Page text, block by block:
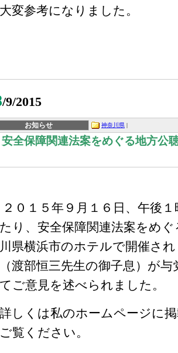
大変参考になりました。
/9/2015
お知らせ 神奈川県 |
安全保障関連法案をめぐる地方公
２０１５年９月１６日、午後
たり、安全保障関連法案をめ
川県横浜市のホテルで開催さ
（渡部恒三先生の御子息）が
てご意見を述べられました。
詳しくは私のホームページに
ご覧ください。